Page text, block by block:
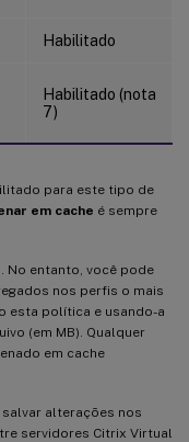
Habilitado
Habilitado (nota
7)
para este tipo de
em cache é sempre
. No entanto, você pode
nos perfis o mais
esta política e usando-a
(em MB). Qualquer
em cache
salvar alterações nos
servidores Citrix Virtual